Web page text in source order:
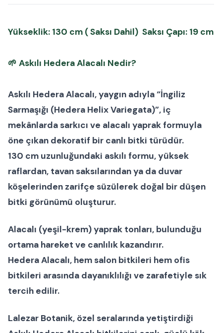
Yükseklik: 130 cm ( Saksı Dahil) Saksı Çapı: 19 cm
🌱 Askılı Hedera Alacalı Nedir?
Askılı Hedera Alacalı, yaygın adıyla “İngiliz
Sarmaşığı (Hedera Helix Variegata)”, iç
mekânlarda sarkıcı ve alacalı yaprak formuyla
öne çıkan dekoratif bir canlı bitki türüdür.
130 cm uzunluğundaki askılı formu, yüksek
raflardan, tavan saksılarından ya da duvar
köşelerinden zarifçe süzülerek doğal bir düşen
bitki görünümü oluşturur.
Alacalı (yeşil-krem) yaprak tonları, bulunduğu
ortama hareket ve canlılık kazandırır.
Hedera Alacalı, hemsalon bitkileri hem ofis
bitkileri arasında dayanıklılığı ve zarafetiyle sık
tercih edilir.
Lalezar Botanik, özel seralarında yetiştirdiği